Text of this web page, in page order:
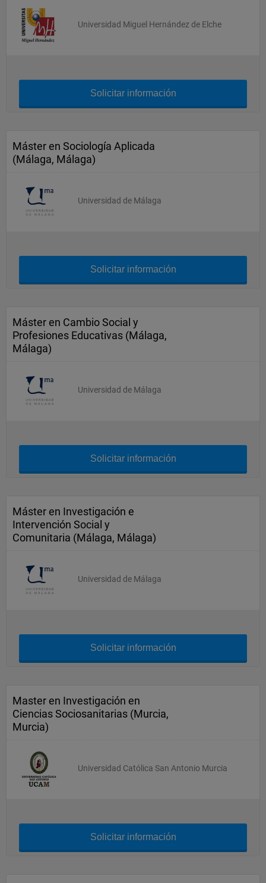
Universidad Miguel Hernández de Elche
Solicitar información
Máster en Sociología Aplicada
(Málaga, Málaga)
Universidad de Málaga
Solicitar información
Máster en Cambio Social y
Profesiones Educativas (Málaga,
Málaga)
Universidad de Málaga
Solicitar información
Máster en Investigación e
Intervención Social y
Comunitaria (Málaga, Málaga)
Universidad de Málaga
Solicitar información
Master en Investigación en
Ciencias Sociosanitarias (Murcia,
Murcia)
Universidad Católica San Antonio Murcia
Solicitar información